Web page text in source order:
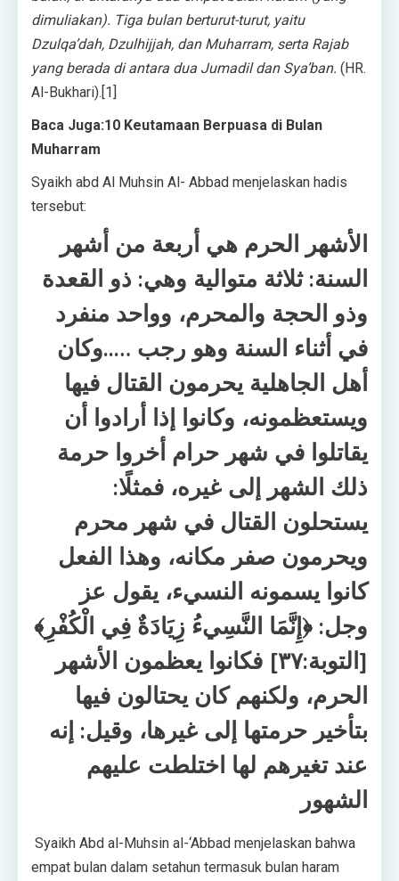
dimuliakan). Tiga bulan berturut-turut, yaitu
Dzulqa’dah, Dzulhijjah, dan Muharram, serta Rajab
yang berada di antara dua Jumadil dan Sya’ban. (HR.
Al-Bukhari).[1]
Baca Juga:10 Keutamaan Berpuasa di Bulan
Muharram
Syaikh abd Al Muhsin Al- Abbad menjelaskan hadis
tersebut:
الأشهر الحرم هي أربعة من أشهر
السنة: ثلاثة متوالية وهي: ذو القعدة
وذو الحجة والمحرم، وواحد منفرد
في أثناء السنة وهو رجب …..وكان
أهل الجاهلية يحرمون القتال فيها
ويستعظمونه، وكانوا إذا أرادوا أن
يقاتلوا في شهر حرام أخروا حرمة
ذلك الشهر إلى غيره، فمثلًا:
يستحلون القتال في شهر محرم
ويحرمون صفر مكانه، وهذا الفعل
كانوا يسمونه النسيء، يقول عز
وجل: ﴿إِنَّمَا النَّسِيءُ زِيَادَةٌ فِي الْكُفْرِ﴾
[التوبة:٣٧] فكانوا يعظمون الأشهر
الحرم، ولكنهم كان يحتالون فيها
بتأخير حرمتها إلى غيرها، وقيل: إنه
عند تغيرهم لها اختلطت عليهم
الشهور
Syaikh Abd al-Muhsin al-‘Abbad menjelaskan bahwa
empat bulan dalam setahun termasuk bulan haram